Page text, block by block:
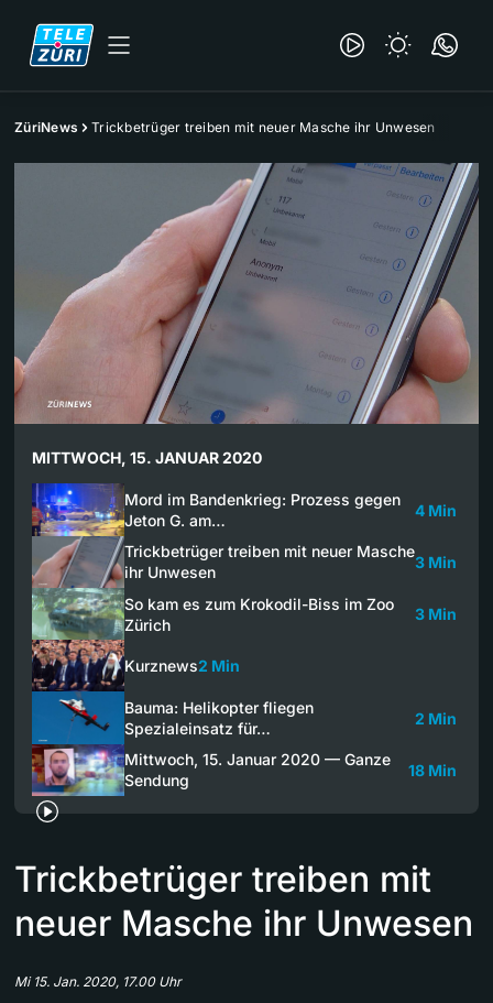
ZüriNews Trickbetrüger treiben mit neuer Masche ihr Unwesen
MITTWOCH, 15. JANUAR 2020
Mord im Bandenkrieg: Prozess gegen
Jeton G. am…
4 Min
Trickbetrüger treiben mit neuer Masche
ihr Unwesen
3 Min
So kam es zum Krokodil-Biss im Zoo
Zürich
3 Min
Kurznews2 Min
Bauma: Helikopter fliegen
Spezialeinsatz für…
2 Min
Mittwoch, 15. Januar 2020 — Ganze
Sendung
18 Min
Trickbetrüger treiben mit
neuer Masche ihr Unwesen
Mi 15. Jan. 2020, 17.00 Uhr